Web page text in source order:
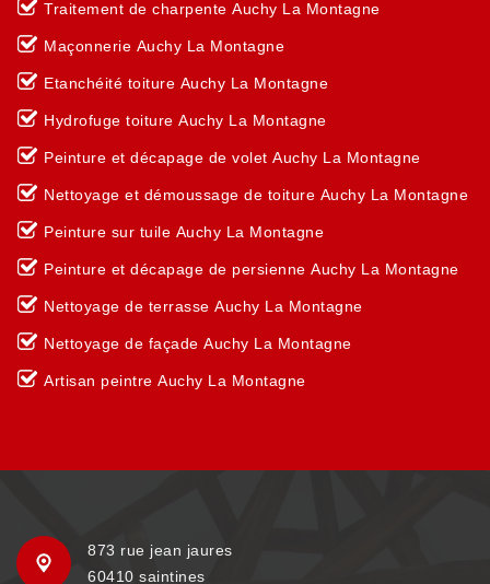
Traitement de charpente Auchy La Montagne
Maçonnerie Auchy La Montagne
Etanchéité toiture Auchy La Montagne
Hydrofuge toiture Auchy La Montagne
Peinture et décapage de volet Auchy La Montagne
Nettoyage et démoussage de toiture Auchy La Montagne
Peinture sur tuile Auchy La Montagne
Peinture et décapage de persienne Auchy La Montagne
Nettoyage de terrasse Auchy La Montagne
Nettoyage de façade Auchy La Montagne
Artisan peintre Auchy La Montagne
873 rue jean jaures
60410 saintines